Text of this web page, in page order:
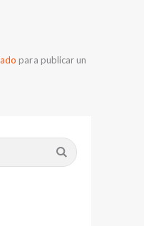
para publicar un